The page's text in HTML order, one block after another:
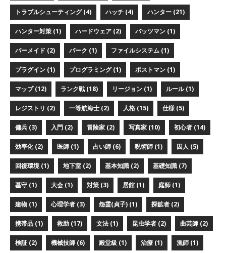
トラブルシューティング (4) ハッチ (4) ハンター (21)
ハンター対策 (1) ハードウェア (2) バッツマン (1)
バーメイド (2) パーク (1) ファイルシステム (1)
プラグイン (1) プログラミング (1) ポストマン (1)
マップ (12) ランク戦 (18) リージョン (1) ルール (1)
レジストリ (2) 一等航海士 (2) 人格 (15) 仕様 (5)
傭兵 (3) 入門 (2) 冒険家 (2) 写真家 (10) 初心者 (14)
効率化 (2) 医師 (1) 占い師 (6) 呪術師 (1) 囚人 (5)
回復環境 (1) 地下室 (2) 基本知識 (2) 基礎知識 (7)
墓守 (1) 大会 (1) 対策 (3) 居館 (1) 庭師 (1)
建物 (1) 心理学者 (3) 怨霊(貞子) (1) 探鉱者 (2)
携帯品 (1) 救助 (17) 文法 (1) 昆虫学者 (2) 曲芸師 (2)
検証 (2) 機械技師 (6) 殿堂級 (1) 治療 (1) 漁師 (1)